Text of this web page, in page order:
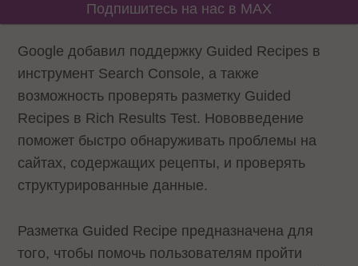
Подпишитесь на нас в MAX
Google добавил поддержку Guided Recipes в
инструмент Search Console, а также
возможность проверять разметку Guided
Recipes в Rich Results Test. Нововведение
поможет быстро обнаруживать проблемы на
сайтах, содержащих рецепты, и проверять
структурированные данные.
Разметка Guided Recipe предназначена для
того, чтобы помочь пользователям пройти